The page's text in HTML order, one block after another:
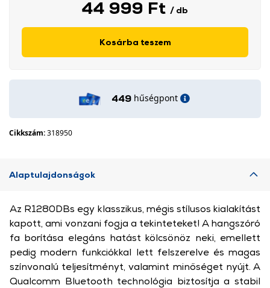
44 999 Ft / db
Kosárba teszem
449 hűségpont
Cikkszám:318950
Alaptulajdonságok
Az R1280DBs egy klasszikus, mégis stílusos kialakítást
kapott, ami vonzani fogja a tekinteteket! A hangszóró
fa borítása elegáns hatást kölcsönöz neki, emellett
pedig modern funkciókkal lett felszerelve és magas
színvonalú teljesítményt, valamint minőséget nyújt. A
Qualcomm Bluetooth technológia biztosítja a stabil